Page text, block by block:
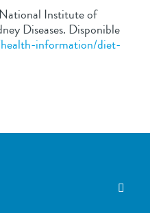
Institute of
Diseases. Disponible
information/diet-